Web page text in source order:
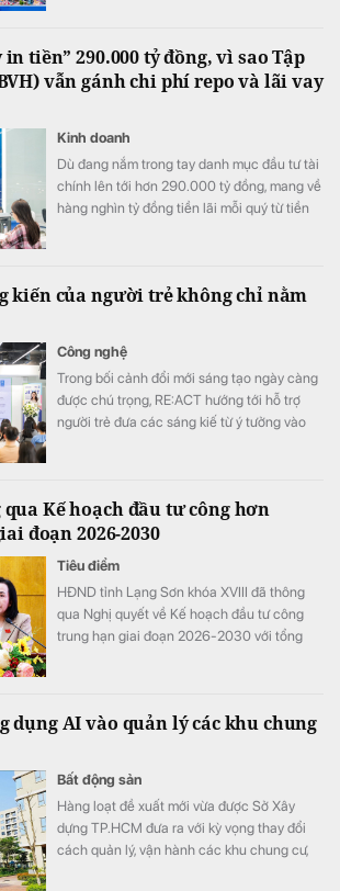
biến một tập đoàn bất động sản đang vật
lộn với khó khăn trở thành một "đội quân
tiền” 290.000 tỷ đồng, vì sao Tập
vẫn gánh chi phí repo và lãi vay
Kinh doanh
Dù đang nắm trong tay danh mục đầu tư tài
chính lên tới hơn 290.000 tỷ đồng, mang về
hàng nghìn tỷ đồng tiền lãi mỗi quý từ tiền
nhất là khoản chi phí repo và lãi vay tăng
kiến của người trẻ không chỉ nằm
Công nghệ
Trong bối cảnh đổi mới sáng tạo ngày càng
được chú trọng, RE:ACT hướng tới hỗ trợ
người trẻ đưa các sáng kiế từ ý tưởng vào
Kế hoạch đầu tư công hơn
đoạn 2026-2030
Tiêu điểm
HĐND tỉnh Lạng Sơn khóa XVIII đã thông
qua Nghị quyết về Kế hoạch đầu tư công
trung hạn giai đoạn 2026-2030 với tổng
trên địa bàn tỉnh.
dụng AI vào quản lý các khu chung
Bất động sản
Hàng loạt đề xuất mới vừa được Sở Xây
dựng TP.HCM đưa ra với kỳ vọng thay đổi
cách quản lý, vận hành các khu chung cư,